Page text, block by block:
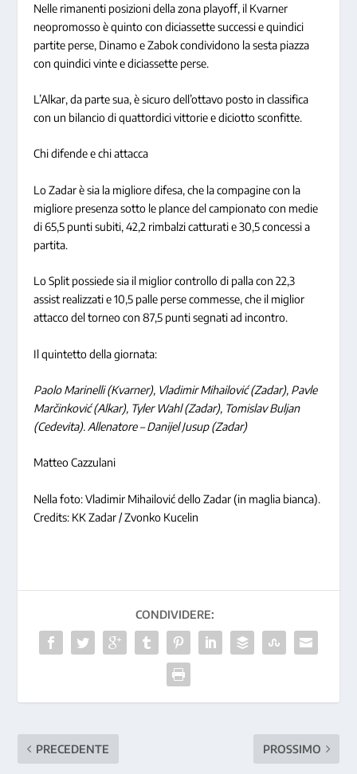
Nelle rimanenti posizioni della zona playoff, il Kvarner
neopromosso è quinto con diciassette successi e quindici
partite perse, Dinamo e Zabok condividono la sesta piazza
con quindici vinte e diciassette perse.
L’Alkar, da parte sua, è sicuro dell’ottavo posto in classifica
con un bilancio di quattordici vittorie e diciotto sconfitte.
Chi difende e chi attacca
Lo Zadar è sia la migliore difesa, che la compagine con la
migliore presenza sotto le plance del campionato con medie
di 65,5 punti subiti, 42,2 rimbalzi catturati e 30,5 concessi a
partita.
Lo Split possiede sia il miglior controllo di palla con 22,3
assist realizzati e 10,5 palle perse commesse, che il miglior
attacco del torneo con 87,5 punti segnati ad incontro.
Il quintetto della giornata:
Paolo Marinelli (Kvarner), Vladimir Mihailović (Zadar), Pavle
Marčinković (Alkar), Tyler Wahl (Zadar), Tomislav Buljan
(Cedevita). Allenatore – Danijel Jusup (Zadar)
Matteo Cazzulani
Nella foto: Vladimir Mihailović dello Zadar (in maglia bianca).
Credits: KK Zadar / Zvonko Kucelin
CONDIVIDERE:
PRECEDENTE PROSSIMO